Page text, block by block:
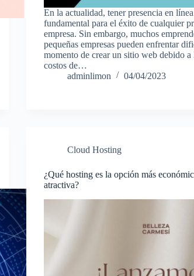
En la actualidad, tener presencia en
fundamental para el éxito de cualquier
empresa. Sin embargo, muchos
pequeñas empresas pueden enfrentar
momento de crear un sitio web debido a
costos de…
adminlimon
04/04/2023
Cloud Hosting
¿Qué hosting es la opción más
atractiva?